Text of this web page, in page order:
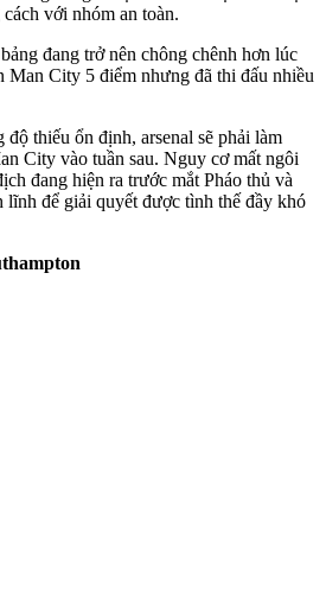
với nhóm an toàn.
đang trở nên chông chênh hơn lúc
Man City 5 điểm nhưng đã thi đấu nhiều
thiếu ổn định, ars‌enal sẽ phải làm
City vào tuần sau. Nguy cơ mất ngôi
đang hiện ra trước mắt Pháo thủ và
để giải quyết được tình thế đầy khó